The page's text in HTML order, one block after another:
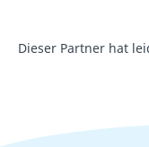
Dieser Partner hat